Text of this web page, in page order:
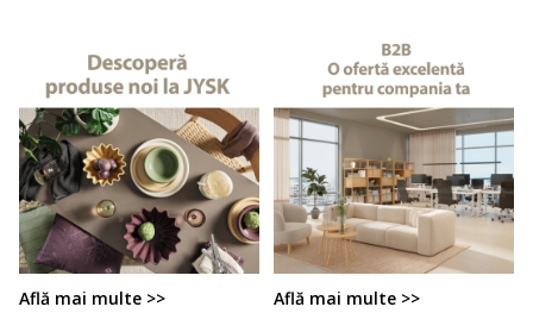
Află mai multe >> Află mai multe >>